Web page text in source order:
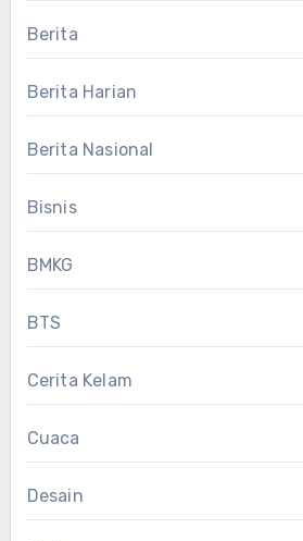
Berita
Berita Harian
Berita Nasional
Bisnis
BMKG
BTS
Cerita Kelam
Cuaca
Desain